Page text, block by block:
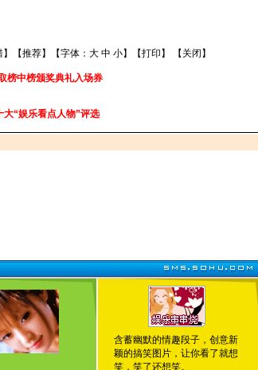
】【推荐】【字体： 大 中 小】【打印 】 【 关闭 】
榜中榜颁奖典礼入场券
大“娱乐看点人物”评选
含蓄幽默的情趣段子，创意新
颖的搞笑图片，让你看了就想
笑，笑了还想笑。